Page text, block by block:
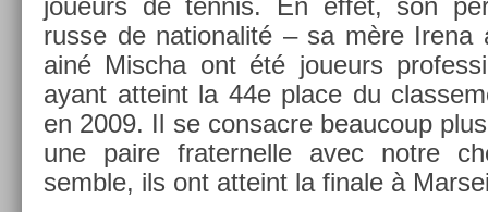
joueurs de ten­nis. En effet, son
russe de nationalité – sa mère Irena
ainé Mis­cha ont été joueurs
ayant at­teint la 44e place du
en 2009. Il se con­sac­re be­aucoup
une paire frater­nelle avec notre
semble, ils ont at­teint la fin­ale à